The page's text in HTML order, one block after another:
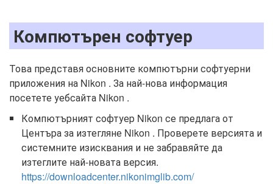
Компютърен софтуер
Това представя основните компютърни софтуерни
приложения на Nikon . За най-нова информация
посетете уебсайта Nikon .
Компютърният софтуер Nikon се предлага от
Центъра за изтегляне Nikon . Проверете версията и
системните изисквания и не забравяйте да
изтеглите най-новата версия.
https://downloadcenter.nikonimglib.com/